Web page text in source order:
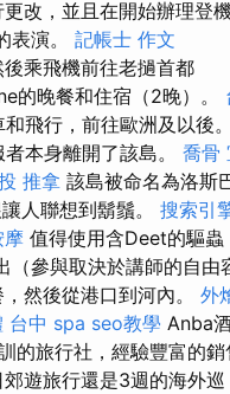
改，並且在開始辦理登
表演。 記帳士 作文
乘飛機前往老撾首都
的晚餐和住宿（2晚）。
飛行，前往歐洲及以後。
本身離開了該島。 喬骨
推拿 該島被命名為洛斯
人聯想到鬍鬚。 搜索引
摩 值得使用含Deet的驅蟲
（參與取決於講師的自由
然後從港口到河內。 外
台中 spa seo教學 Anba
的旅行社，經驗豐富的銷
遊旅行還是3週的海外巡